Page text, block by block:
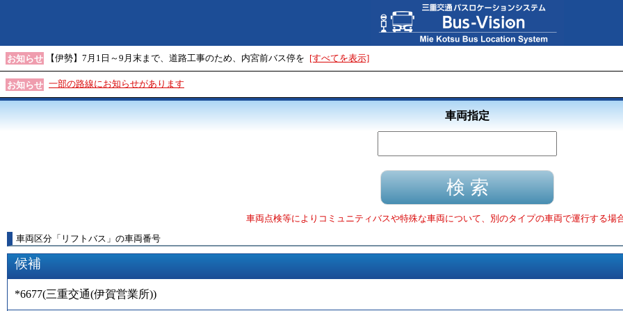
お知らせ 【伊勢】7月1日～9月末まで、道路工事のため、内宮前バス停を [すべてを表示]
お知らせ 一部の路線にお知らせがあります
車両指定
車両点検等によりコミュニティバスや特殊な車両について、別のタイプの車両で運行する場
車両区分 「 リフトバス 」 の車両番号
候補
*6677(三重交通(伊賀営業所))